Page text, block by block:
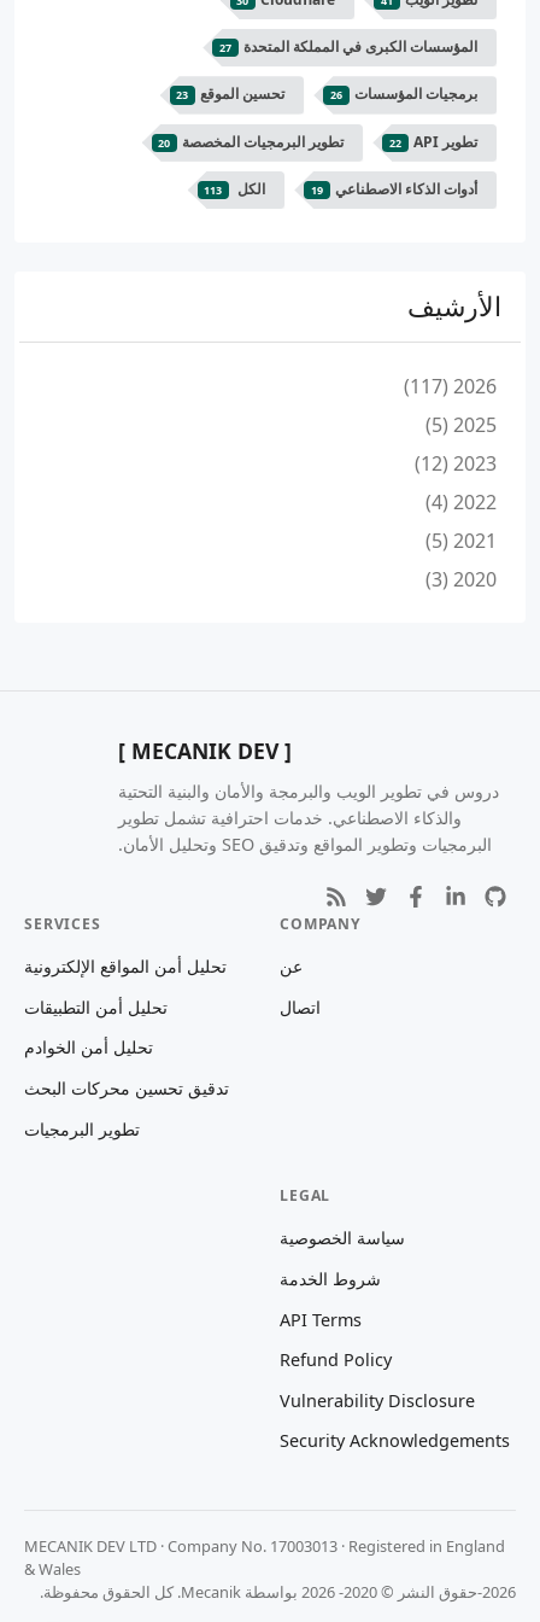
المؤسسات الكبرى في المملكة المتحدة 27
برمجيات المؤسسات 26 تحسين الموقع 23
تطوير API 22 تطوير البرمجيات المخصصة 20
أدوات الذكاء الاصطناعي 19 الكل 113
الأرشيف
2026 (117)
2025 (5)
2023 (12)
2022 (4)
2021 (5)
2020 (3)
[ MECANIK DEV ]
دروس في تطوير الويب والبرمجة والأمان والبنية التحتية
والذكاء الاصطناعي. خدمات احترافية تشمل تطوير
البرمجيات وتطوير المواقع وتدقيق SEO وتحليل الأمان.
COMPANY
عن
اتصال
SERVICES
تحليل أمن المواقع الإلكترونية
تحليل أمن التطبيقات
تحليل أمن الخوادم
تدقيق تحسين محركات البحث
تطوير البرمجيات
LEGAL
سياسة الخصوصية
شروط الخدمة
API Terms
Refund Policy
Vulnerability Disclosure
Security Acknowledgements
MECANIK DEV LTD · Company No. 17003013 · Registered in England
& Wales
2026-حقوق النشر © 2020- 2026 بواسطة Mecanik. كل الحقوق محفوظة.